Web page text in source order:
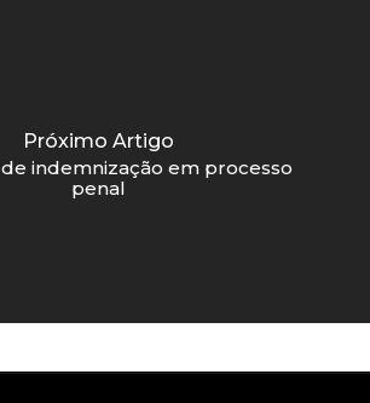
Próximo Artigo
indemnização em processo
penal